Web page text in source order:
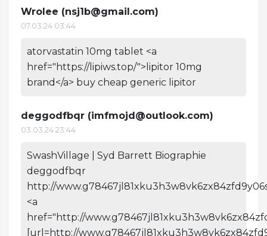
Wrolee (nsj1b@gmail.com)
07.03.24 03:44
atorvastatin 10mg tablet <a
href="https://lipiws.top/">lipitor 10mg
brand</a> buy cheap generic lipitor
deggodfbqr (imfmojd@outlook.com)
03.03.24 23:44
SwashVillage | Syd Barrett Biographie
deggodfbqr
http://
<a
href="http://
[url=http://